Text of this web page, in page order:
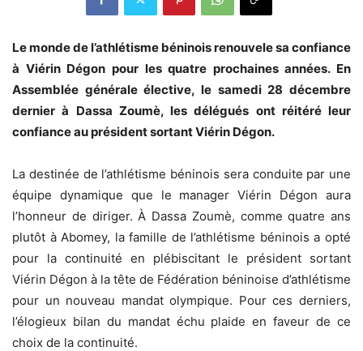
Le monde de l’athlétisme béninois renouvele sa confiance
à Viérin Dégon pour les quatre prochaines années. En
Assemblée générale élective, le samedi 28 décembre
dernier à Dassa Zoumè, les délégués ont réitéré leur
confiance au président sortant Viérin Dégon.
La destinée de l’athlétisme béninois sera conduite par une
équipe dynamique que le manager Viérin Dégon aura
l’honneur de diriger. À Dassa Zoumè, comme quatre ans
plutôt à Abomey, la famille de l’athlétisme béninois a opté
pour la continuité en plébiscitant le président sortant
Viérin Dégon à la tête de Fédération béninoise d’athlétisme
pour un nouveau mandat olympique. Pour ces derniers,
l’élogieux bilan du mandat échu plaide en faveur de ce
choix de la continuité.